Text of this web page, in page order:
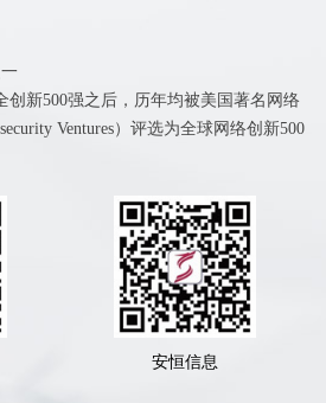
创新500强之后，历年均被美国著名网络
Ventures）评选为全球网络创新500
安恒信息